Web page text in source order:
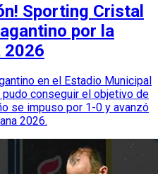
Sporting Cristal
por la
2026
en el Estadio Municipal
conseguir el objetivo de
se impuso por 1-0 y avanzó
2026.